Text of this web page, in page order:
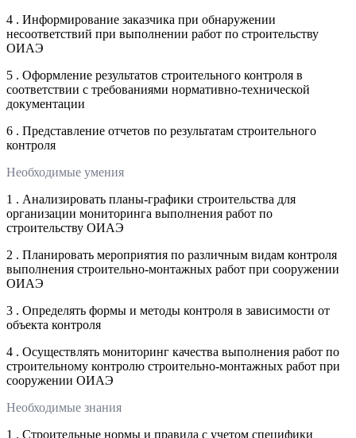
4 . Информирование заказчика при обнаружении
несоответствий при выполнении работ по строительству
ОИАЭ
5 . Оформление результатов строительного контроля в
соответствии с требованиями нормативно-технической
документации
6 . Представление отчетов по результатам строительного
контроля
Необходимые умения
1 . Анализировать планы-графики строительства для
организации мониторинга выполнения работ по
строительству ОИАЭ
2 . Планировать мероприятия по различным видам контроля
выполнения строительно-монтажных работ при сооружении
ОИАЭ
3 . Определять формы и методы контроля в зависимости от
объекта контроля
4 . Осуществлять мониторинг качества выполнения работ по
строительному контролю строительно-монтажных работ при
сооружении ОИАЭ
Необходимые знания
1 . Строительные нормы и правила с учетом специфики